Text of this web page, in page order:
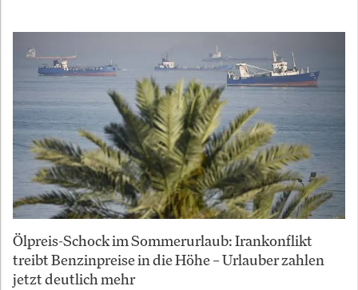
Ölpreis-Schock im Sommerurlaub: Irankonflikt
treibt Benzinpreise in die Höhe – Urlauber zahlen
jetzt deutlich mehr